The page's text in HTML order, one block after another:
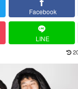
Facebook
LINE